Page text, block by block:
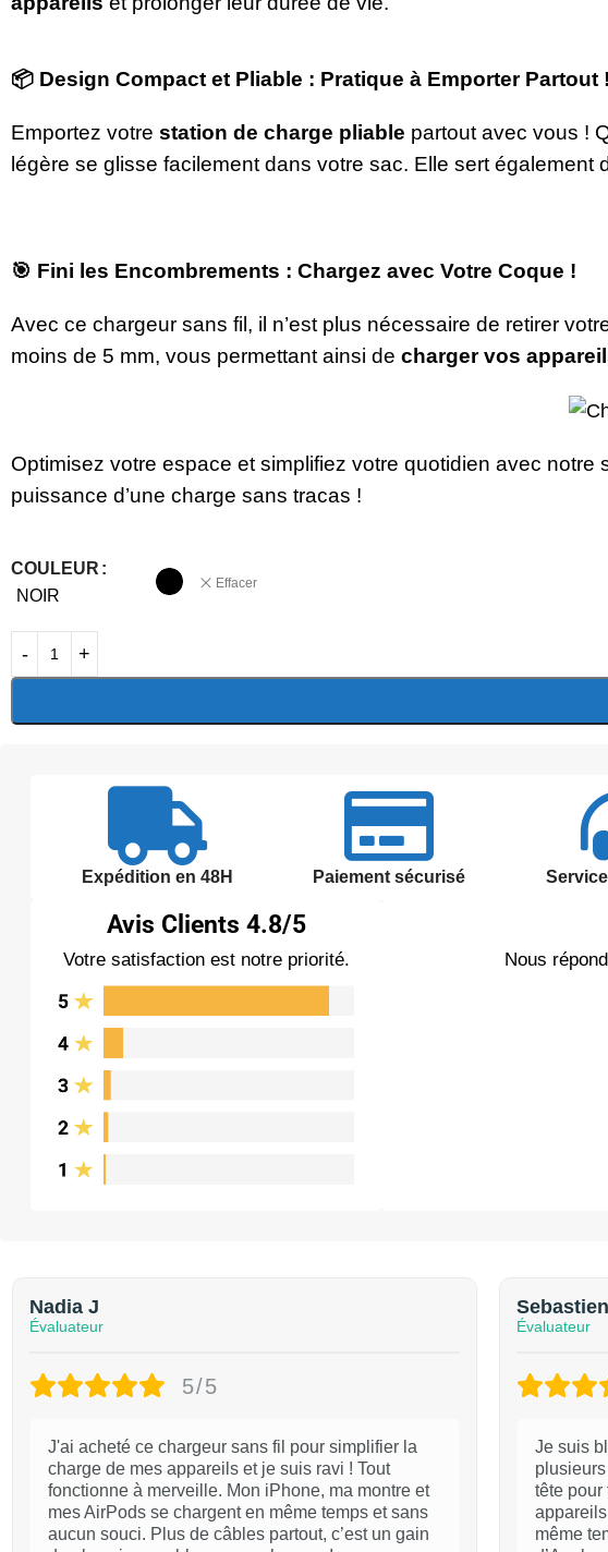
📦 Design Compact et Pliable : Pratique à Emporter Partout !
Emportez votre station de charge pliable partout avec vous !
légère se glisse facilement dans votre sac. Elle sert également
🎯 Fini les Encombrements : Chargez avec Votre Coque !
Avec ce chargeur sans fil, il n’est plus nécessaire de retirer
moins de 5 mm, vous permettant ainsi de charger vos
Optimisez votre espace et simplifiez votre quotidien avec notre
puissance d’une charge sans tracas !
COULEUR
NOIR
Effacer
Expédition en 48H Paiement sécurisé
Avis Clients 4.8/5
Votre satisfaction est notre priorité. Nous
Nadia J
Évaluateur
5/5
J'ai acheté ce chargeur sans fil pour simplifier la
charge de mes appareils et je suis ravi ! Tout
fonctionne à merveille. Mon iPhone, ma montre et
mes AirPods se chargent en même temps et sans
aucun souci. Plus de câbles partout, c’est un gain
Évaluateur
Je suis
tête pour
même